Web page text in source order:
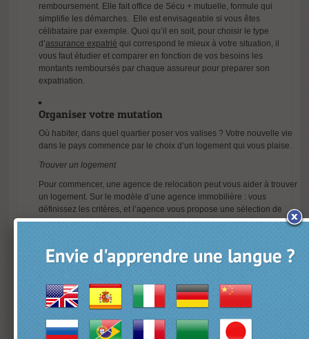
remboursement. Elle fait office de Sécu + mutuelle, formule qui
simplifie les démarches. Elle est envisageable si vous êtes
célibataire par exemple. Quoi qu’il en soit, pour choisir le type
d’assurance expatrié qui correspond le mieux à votre situation, il
vous faut étudier et comparer en fonction de vos besoins les
montants remboursés par chaque assureur pour preparer son
expatriation.
Organiser votre mutation
Où habiter, dans quel quartier poser vos valises ? Votre nouvelle vie
dans le pays commence par le choix d’un logement qui vous plaise.
Trouver un logement
Pour commencer, une agence de relocation peut vous aider à trouver
un logement. Sur le modèle d’une agence immobilière : vous
définissez les critères, et l’agence vous propose une sélection de
biens.
Deuxième étape, le déménagement. Un déménagement international
ne s’improvise pas à la dernière minute, sous peine de vous
retrouver sur place avec juste une valise et les affaires que vous
portez sur vous ! Dès 3 mois avant le départ, comparez les devis des
déménageurs. A titre d’exemple, le déménagement d’un appartement
de 3-4 pièces (30 m3) coûte environ 7 000 € vers New-York et 8 500
€ pour Tokyo. Préférez un déménageur qui prenne en charge les